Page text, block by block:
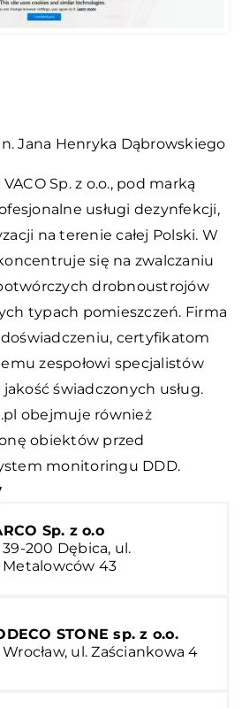
Jana Henryka Dąbrowskiego
Sp. z o.o., pod marką
usługi dezynfekcji,
na terenie całej Polski. W
się na zwalczaniu
drobnoustrojów
typach pomieszczeń. Firma
certyfikatom
zespołowi specjalistów
świadczonych usług.
obejmuje również
obiektów przed
monitoringu DDD.
Sp. z o.o
39-200 Dębica, ul.
Metalowców 43
STONE sp. z o.o.
Wrocław, ul. Zaściankowa 4